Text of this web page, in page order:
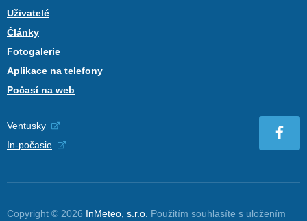
Uživatelé
Články
Fotogalerie
Aplikace na telefony
Počasí na web
Ventusky
In-počasie
Copyright © 2026 InMeteo, s.r.o. Použitím souhlasíte s uložením